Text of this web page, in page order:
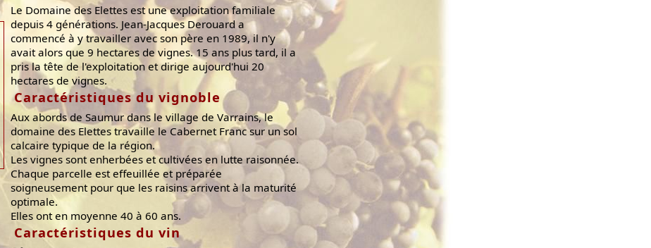
Le Domaine des Elettes est une exploitation familiale
depuis 4 générations. Jean-Jacques Derouard a
commencé à y travailler avec son père en 1989, il n'y
avait alors que 9 hectares de vignes. 15 ans plus tard, il a
pris la tête de l'exploitation et dirige aujourd'hui 20
hectares de vignes.
Caractéristiques du vignoble
Aux abords de Saumur dans le village de Varrains, le
domaine des Elettes travaille le Cabernet Franc sur un sol
calcaire typique de la région.
Les vignes sont enherbées et cultivées en lutte raisonnée.
Chaque parcelle est effeuillée et préparée
soigneusement pour que les raisins arrivent à la maturité
optimale.
Elles ont en moyenne 40 à 60 ans.
Caractéristiques du vin